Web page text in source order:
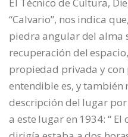
“Calvario”, nos indica
piedra angular del alma
recuperación del
propiedad privada y
entendible es, y también
descripción del lugar
a este lugar en 1934: “ El